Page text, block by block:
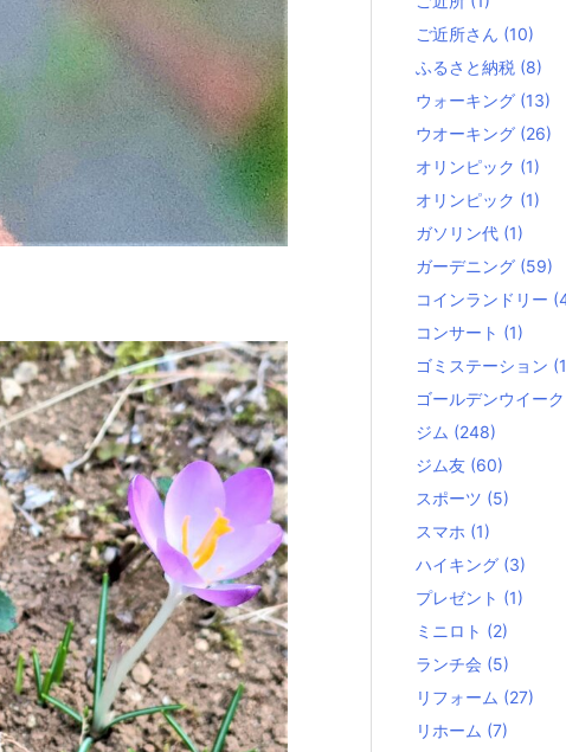
ご近所さん (10)
ふるさと納税 (8)
ウォーキング (13)
ウオーキング (26)
オリンピック (1)
オリンピック (1)
ガソリン代 (1)
ガーデニング (59)
コインランドリー
コンサート (1)
ゴミステーション
ゴールデンウイーク
ジム (248)
ジム友 (60)
スポーツ (5)
スマホ (1)
ハイキング (3)
プレゼント (1)
ミニロト (2)
ランチ会 (5)
リフォーム (27)
リホーム (7)